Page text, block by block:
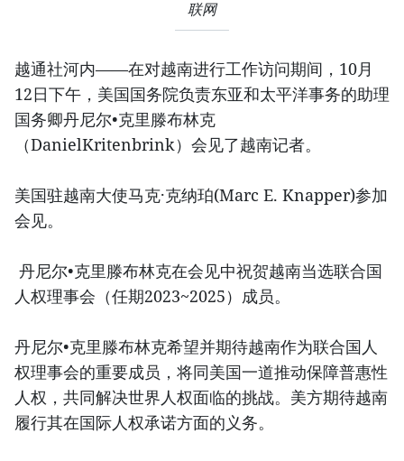
联网
越通社河内——在对越南进行工作访问期间，10月
12日下午，美国国务院负责东亚和太平洋事务的助理
国务卿丹尼尔•克里滕布林克
（DanielKritenbrink）会见了越南记者。
美国驻越南大使马克·克纳珀(Marc E. Knapper)参加
会见。
丹尼尔•克里滕布林克在会见中祝贺越南当选联合国
人权理事会（任期2023~2025）成员。
丹尼尔•克里滕布林克希望并期待越南作为联合国人
权理事会的重要成员，将同美国一道推动保障普惠性
人权，共同解决世界人权面临的挑战。美方期待越南
履行其在国际人权承诺方面的义务。